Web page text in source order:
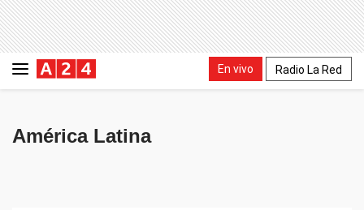
En vivo Radio La Red
América Latina